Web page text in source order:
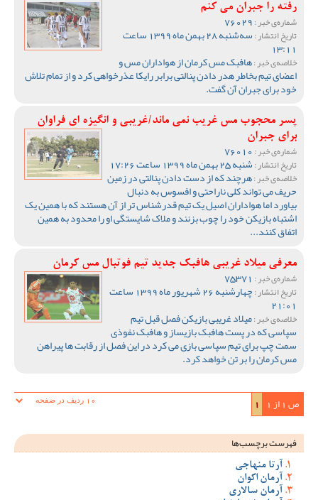
رفته را جبران می کنم
شماره‌ی خبر :
تاریخ انتشار : سه‌شنبه 28 بهمن ماه 1399 ساعت
13:11
خلاصه‌ی خبر :هافبک مس کرمان از هواداران مس و
اعضای تیم بخاطر هدر دادن پنالتی برابر رایکا عذرخواهی کرد و از تمام تلاش
خود برای جبران آن گفت.
پسر محجوب مس غریب نمی ماند/غریبی و انگیزه ای فراوان
برای جبران
شماره‌ی خبر :
تاریخ انتشار :شنبه 25 بهمن ماه 1399 ساعت 17:26
خلاصه‌ی خبر :هرچند که از دست دادن پنالتی در زمین
حریف می تواند کلی ناراحتی و افسوس به دنبال
بیاورد اما هواداران اصیل یک تیم قدرشناس تر از آن هستند که با همین یک
اشتباه بازیکن خود را چوب بزنند و ملاک شایستگی او را محدود به همین
اتفاق کنند...
معرفی میلاد غریبی هافبک جدید تیم فوتبال مس کرمان
شماره‌ی خبر :
تاریخ انتشار : چهارشنبه 26 شهریور ماه 1399 ساعت
21:01
خلاصه‌ی خبر :میلاد غریبی بازیکن فصل قبل تیم
سپاسی که در پست هافبک بازیساز و هافبک نفوذی
سمت چپ برای تیم سپاسی بازی می کرد در این فصل از رقابت ها پیراهن
مس کرمان را بر تن خواهد کرد.
ص 1 از 1 1
فهرست برچسب‌ها
آرتا منهاجی
آرمان اکوان
آرمان سالاری